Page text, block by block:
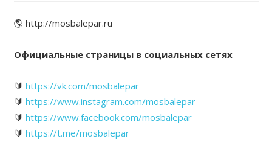
🌎 http://mosbalepar.ru
Официальные страницы в социальных сетях
🔰 https://vk.com/mosbalepar
🔰 https://www.instagram.com/mosbalepar
🔰 https://www.facebook.com/mosbalepar
🔰 https://t.me/mosbalepar